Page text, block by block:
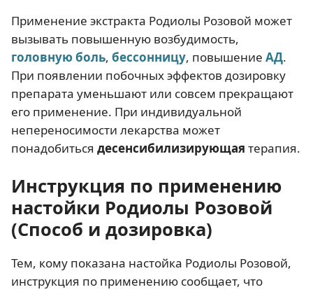
Применение экстракта Родиолы Розовой может
вызывать повышенную возбудимость,
головную боль, бессонницу, повышение АД.
При появлении побочных эффектов дозировку
препарата уменьшают или совсем прекращают
его применение. При индивидуальной
непереносимости лекарства может
понадобиться десенсибилизирующая терапия.
Инструкция по применению
настойки Родиолы Розовой
(Способ и дозировка)
Тем, кому показана настойка Родиолы Розовой,
инструкция по применению сообщает, что